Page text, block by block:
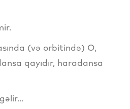
(və orbitində) O,
qayıdır, haradansa